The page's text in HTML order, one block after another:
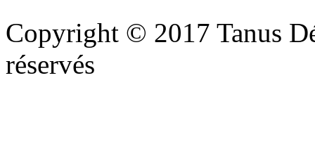
Copyright © 2017 Tanus
réservés